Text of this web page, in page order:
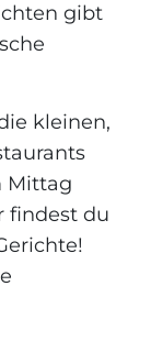
gibt
kleinen,
Mittag
findest du